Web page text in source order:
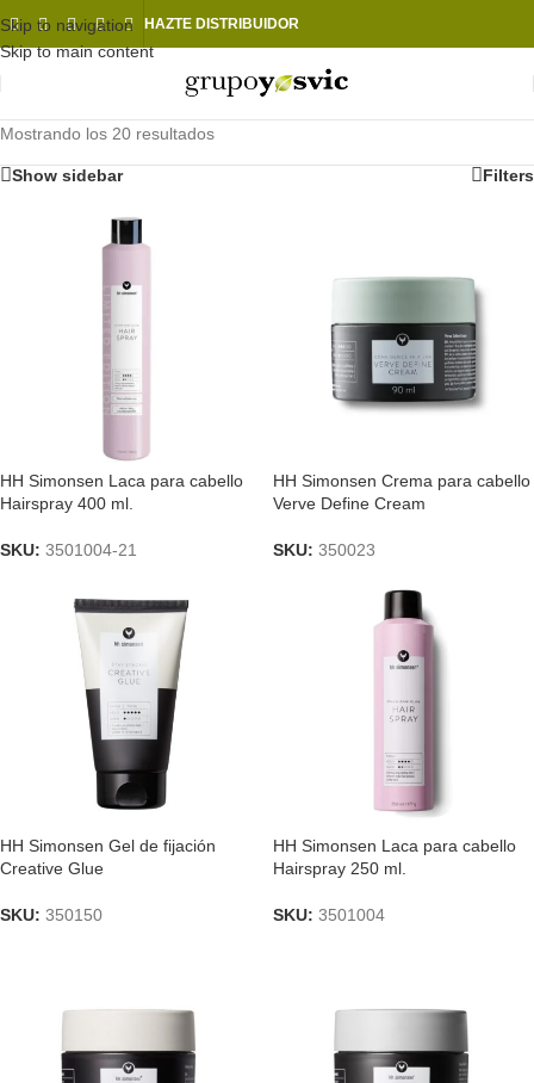
Skip to navigation
Skip to main content
HAZTE DISTRIBUIDOR
Mostrando los 20 resultados
Show sidebar Filters
HH Simonsen Laca para cabello
Hairspray 400 ml.
SKU: 3501004-21
HH Simonsen Crema para cabello
Verve Define Cream
SKU: 350023
HH Simonsen Gel de fijación
Creative Glue
SKU: 350150
HH Simonsen Laca para cabello
Hairspray 250 ml.
SKU: 3501004